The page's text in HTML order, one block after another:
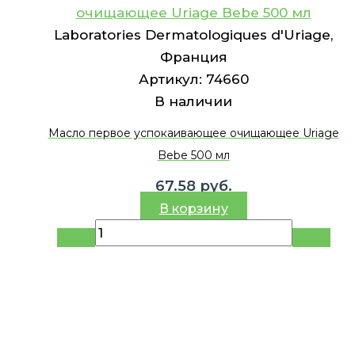
очищающее Uriage Bebe 500 мл
Laboratories Dermatologiques d'Uriage,
Франция
Артикул: 74660
В наличии
Масло первое успокаивающее очищающее Uriage
Bebe 500 мл
67.58 руб.
В корзину